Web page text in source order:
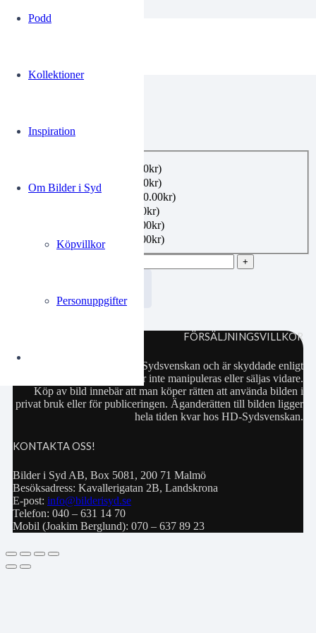
Podd
Kollektioner
Inspiration
Om Bilder i Syd
Köpvillkor
Personuppgifter
kr
360.00kr)
A2 (ej inramad)
480.00kr)
Inramad 40×50 cm
650.00kr)
800.00kr)
1,100.00kr)
Canvas 50×70(+ 1,350.00kr)
FÖRSÄLJNINGSVILLKOR
Samtliga bilder hör till HD-Sydsvenskan och är skyddade enligt
upphovsrättslagen. De får inte manipuleras eller säljas vidare.
Köp av bild innebär att man köper rätten att använda bilden i
privat bruk eller för publiceringen. Äganderätten till bilden ligger
hela tiden kvar hos HD-Sydsvenskan.
KONTAKTA OSS!
Bilder i Syd AB, Box 5081, 200 71 Malmö
Besöksadress: Kavallerigatan 2B, Landskrona
E-post: info@bilderisyd.se
Telefon: 040 – 631 14 70
Mobil (Joakim Berglund): 070 – 637 89 23